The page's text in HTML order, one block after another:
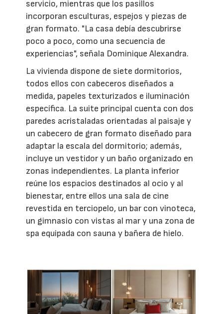
servicio, mientras que los pasillos
incorporan esculturas, espejos y piezas de
gran formato. "La casa debía descubrirse
poco a poco, como una secuencia de
experiencias", señala Dominique Alexandra.
La vivienda dispone de siete dormitorios,
todos ellos con cabeceros diseñados a
medida, papeles texturizados e iluminación
específica. La suite principal cuenta con dos
paredes acristaladas orientadas al paisaje y
un cabecero de gran formato diseñado para
adaptar la escala del dormitorio; además,
incluye un vestidor y un baño organizado en
zonas independientes. La planta inferior
reúne los espacios destinados al ocio y al
bienestar, entre ellos una sala de cine
revestida en terciopelo, un bar con vinoteca,
un gimnasio con vistas al mar y una zona de
spa equipada con sauna y bañera de hielo.